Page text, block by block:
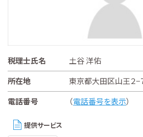
税理士氏名
土谷 洋佑
所在地
東京都大田区山王２−
電話番号
（電話番号を表示）
提供サービス